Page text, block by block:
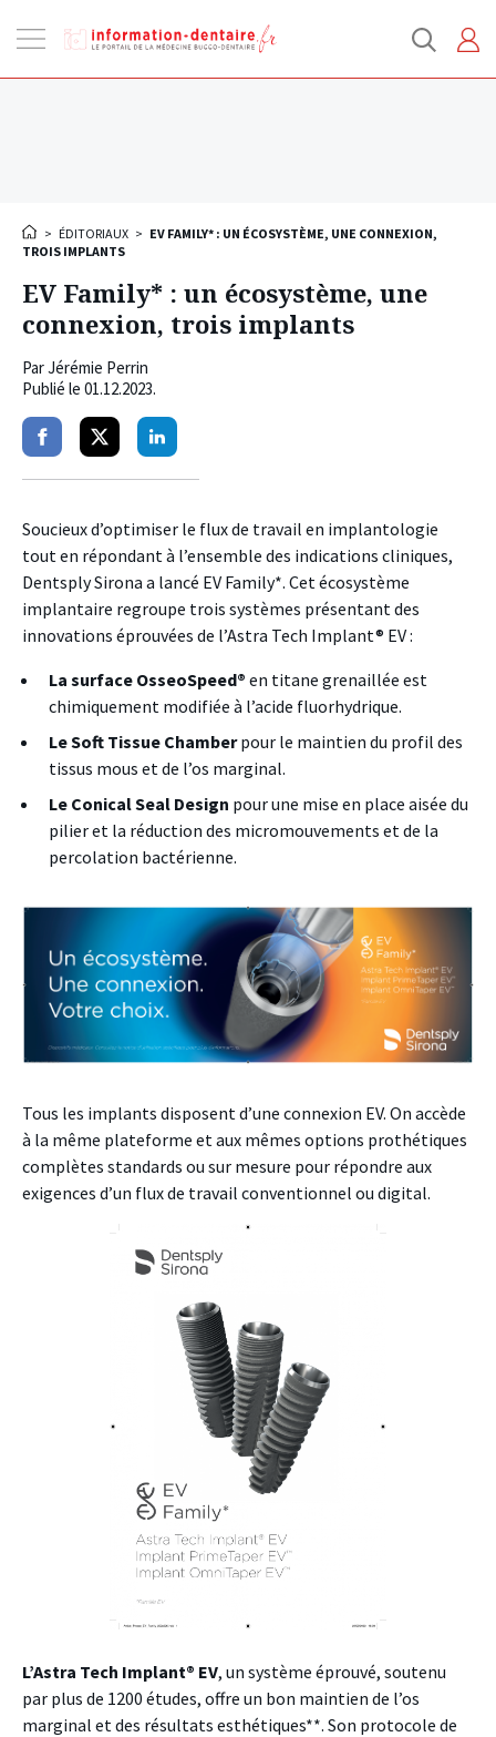
la
> ÉDITORIAUX > EV FAMILY* : UN ÉCOSYSTÈME, UNE CONNEXION,
TROIS IMPLANTS
EV Family* : un écosystème, une
connexion, trois implants
ParJérémie Perrin
Publié le 01.12.2023.
PartagerPartagerPartager
Soucieux d’optimiser le flux de travail en implantologie
tout en répondant à l’ensemble des indications cliniques,
Dentsply Sirona a lancé EV Family*. Cet écosystème
implantaire regroupe trois systèmes présentant des
innovations éprouvées de l’Astra Tech Implant® EV :
La surface OsseoSpeed® en titane grenaillée est
chimiquement modifiée à l’acide fluorhydrique.
Le Soft Tissue Chamberpour le maintien du profil des
tissus mous et de l’os marginal.
Le Conical Seal Design pour une mise en place aisée du
pilier et la réduction des micromouvements et de la
percolation bactérienne.
Tous les implants disposent d’une connexion EV. On accède
à la même plateforme et aux mêmes options prothétiques
complètes standards ou sur mesure pour répondre aux
exigences d’un flux de travail conventionnel ou digital.
L’Astra Tech Implant® EV, un système éprouvé, soutenu
par plus de 1200 études, offre un bon maintien de l’os
marginal et des résultats esthétiques**. Son protocole de